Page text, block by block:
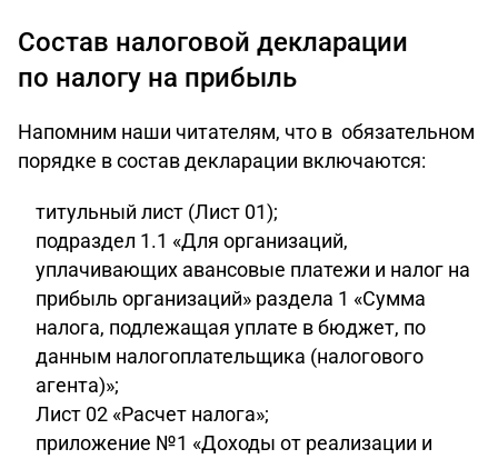
Состав налоговой декларации
по налогу на прибыль
Напомним наши читателям, что в обязательном
порядке в состав декларации включаются:
титульный лист (Лист 01);
подраздел 1.1 «Для организаций,
уплачивающих авансовые платежи и налог на
прибыль организаций» раздела 1 «Сумма
налога, подлежащая уплате в бюджет, по
данным налогоплательщика (налогового
агента)»;
Лист 02 «Расчет налога»;
приложение №1 «Доходы от реализации и